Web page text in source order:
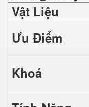
Vật Liệu
Ưu Điểm
Khoá